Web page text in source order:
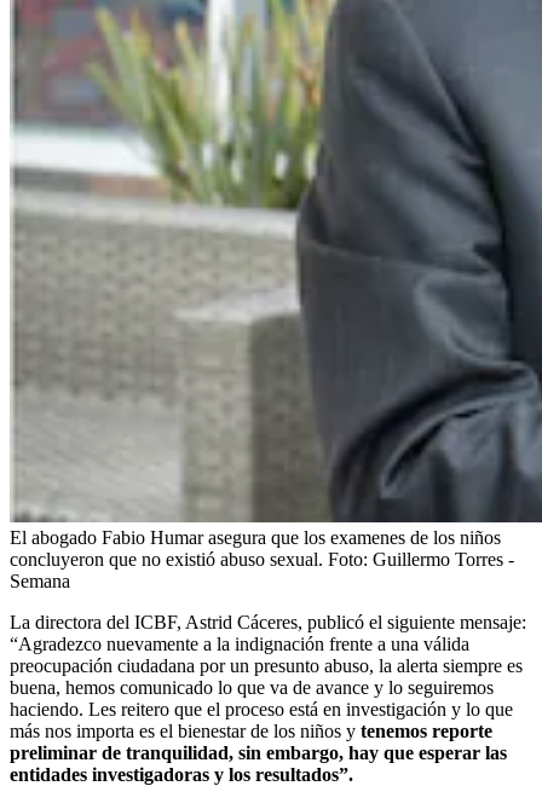
El abogado Fabio Humar asegura que los examenes de los niños
concluyeron que no existió abuso sexual. Foto: Guillermo Torres -
Semana
La directora del ICBF, Astrid Cáceres, publicó el siguiente mensaje:
“Agradezco nuevamente a la indignación frente a una válida
preocupación ciudadana por un presunto abuso, la alerta siempre es
buena, hemos comunicado lo que va de avance y lo seguiremos
haciendo. Les reitero que el proceso está en investigación y lo que
más nos importa es el bienestar de los niños y tenemos reporte
preliminar de tranquilidad, sin embargo, hay que esperar las
entidades investigadoras y los resultados”.